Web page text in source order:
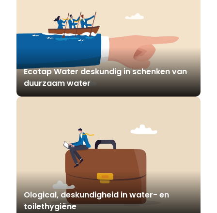
Ecotap Water deskundig in schenken van
duurzaam water
Ological, deskundigheid in water- en
toilethygiëne